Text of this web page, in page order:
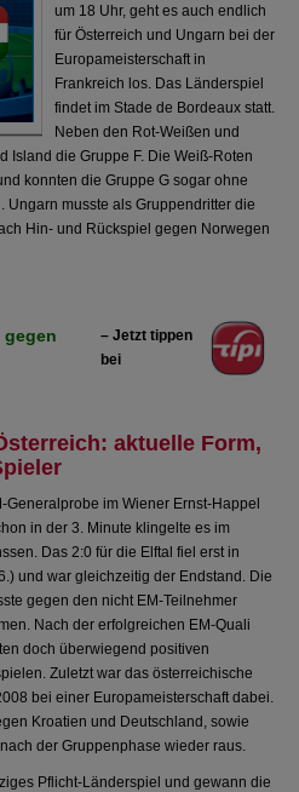
um 18 Uhr, geht es auch endlich
für Österreich und Ungarn bei der
Europameisterschaft in
Frankreich los. Das Länderspiel
findet im Stade de Bordeaux statt.
Neben den Rot-Weißen und
Island die Gruppe F. Die Weiß-Roten
konnten die Gruppe G sogar ohne
Ungarn musste als Gruppendritter die
Hin- und Rückspiel gegen Norwegen
– Jetzt tippen
bei
aktuelle Form,
im Wiener Ernst-Happel
in der 3. Minute klingelte es im
Das 2:0 für die Elftal fiel erst in
und war gleichzeitig der Endstand. Die
gegen den nicht EM-Teilnehmer
Nach der erfolgreichen EM-Quali
doch überwiegend positiven
Zuletzt war das österreichische
bei einer Europameisterschaft dabei.
Kroatien und Deutschland, sowie
der Gruppenphase wieder raus.
Pflicht-Länderspiel und gewann die